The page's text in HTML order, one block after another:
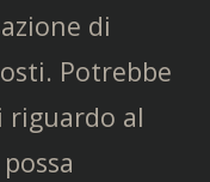
di
Potrebbe
riguardo al